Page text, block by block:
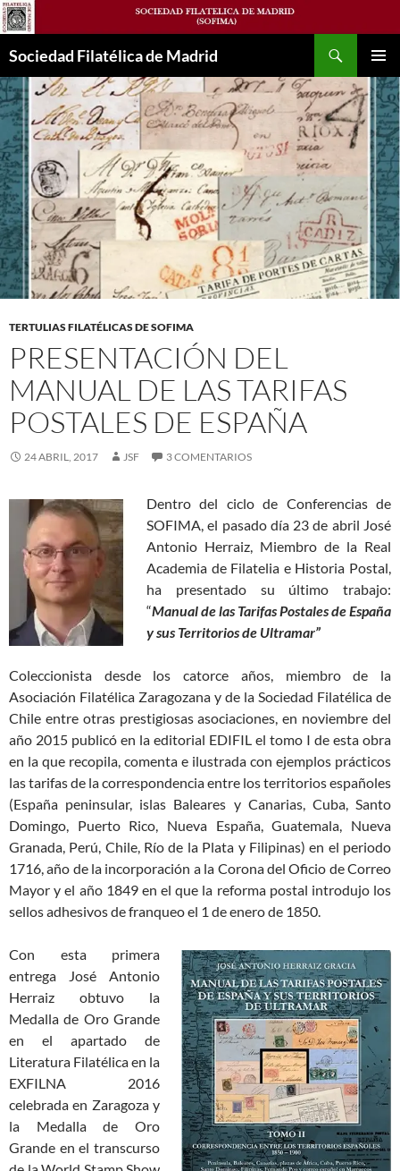
Saltar
al
contenido
Sociedad Filatélica de Madrid
MENÚ
TERTULIAS FILATÉLICAS DE SOFIMA
PRESENTACIÓN DEL
MANUAL DE LAS TARIFAS
POSTALES DE ESPAÑA
24 ABRIL, 2017 JSF 3 COMENTARIOS
Dentro del ciclo de Conferencias de
SOFIMA, el pasado día 23 de abril José
Antonio Herraiz, Miembro de la Real
Academia de Filatelia e Historia Postal,
ha presentado su último trabajo:
“Manual de las Tarifas Postales de España
y sus Territorios de Ultramar”
Coleccionista desde los catorce años, miembro de la
Asociación Filatélica Zaragozana y de la Sociedad Filatélica de
Chile entre otras prestigiosas asociaciones, en noviembre del
año 2015 publicó en la editorial EDIFIL el tomo I de esta obra
en la que recopila, comenta e ilustrada con ejemplos prácticos
las tarifas de la correspondencia entre los territorios españoles
(España peninsular, islas Baleares y Canarias, Cuba, Santo
Domingo, Puerto Rico, Nueva España, Guatemala, Nueva
Granada, Perú, Chile, Río de la Plata y Filipinas) en el periodo
1716, año de la incorporación a la Corona del Oficio de Correo
Mayor y el año 1849 en el que la reforma postal introdujo los
sellos adhesivos de franqueo el 1 de enero de 1850.
Con esta primera
entrega José Antonio
Herraiz obtuvo la
Medalla de Oro Grande
en el apartado de
Literatura Filatélica en la
EXFILNA 2016
celebrada en Zaragoza y
la Medalla de Oro
Grande en el transcurso